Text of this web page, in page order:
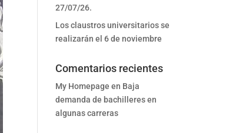
27/07/26.
Los claustros universitarios se
realizarán el 6 de noviembre
Comentarios recientes
My Homepage en Baja
demanda de bachilleres en
algunas carreras